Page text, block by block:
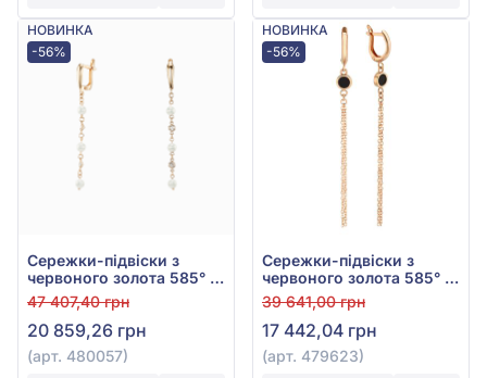
НОВИНКА
-56%
Сережки-підвіски з
червоного золота 585° з
фіанітами та перлами,
арт. 480057
47 407,40 грн
20 859,26 грн
(арт. 480057)
НОВИНКА
-56%
Сережки-підвіски з
червоного золота 585° з
Чорним Агатом, арт.
479623
39 641,00 грн
17 442,04 грн
(арт. 479623)